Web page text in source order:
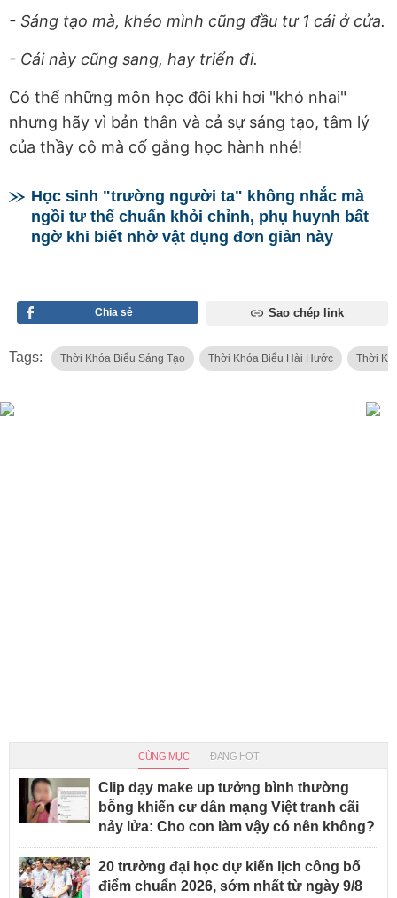
- Sáng tạo mà, khéo mình cũng đầu tư 1 cái ở cửa.
- Cái này cũng sang, hay triển đi.
Có thể những môn học đôi khi hơi "khó nhai"
nhưng hãy vì bản thân và cả sự sáng tạo, tâm lý
của thầy cô mà cố gắng học hành nhé!
Học sinh "trường người ta" không nhắc mà
ngồi tư thế chuẩn khỏi chỉnh, phụ huynh bất
ngờ khi biết nhờ vật dụng đơn giản này
Chia sẻ Sao chép link
Tags: Thời Khóa Biểu Sáng Tạo Thời Khóa Biểu Hài Hước Thời
CÙNG MỤC ĐANG HOT
Clip dạy make up tưởng bình thường
bỗng khiến cư dân mạng Việt tranh cãi
nảy lửa: Cho con làm vậy có nên không?
20 trường đại học dự kiến lịch công bố
điểm chuẩn 2026, sớm nhất từ ngày 9/8